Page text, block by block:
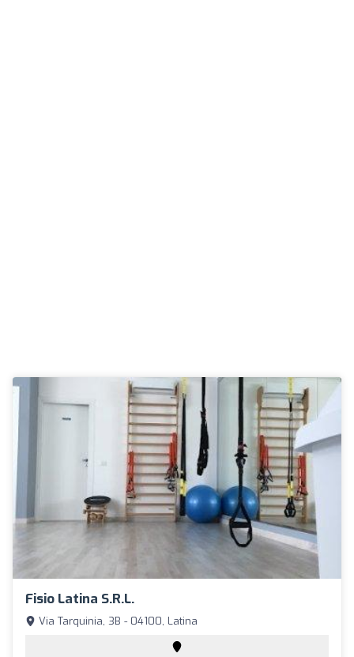
Fisio Latina S.r.l.
Via Tarquinia, 3B - 04100, Latina